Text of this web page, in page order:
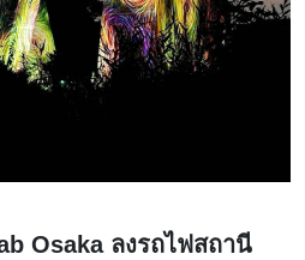
Osaka ลงรถไฟสถานี